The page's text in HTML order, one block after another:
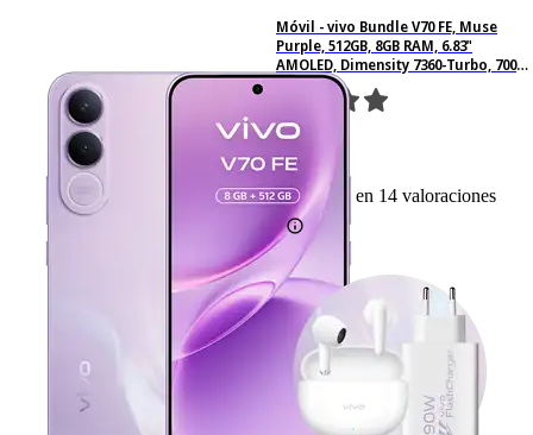
Ficha técnica
Móvil - vivo Bundle V70 FE, Muse
Purple, 512GB, 8GB RAM, 6.83"
AMOLED, Dimensity 7360-Turbo, 7000
mAh
14Basado en 14 valoraciones